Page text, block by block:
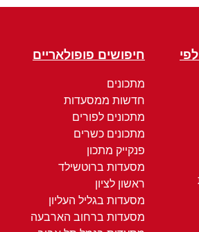
חיפושים פופולאריים
מתכונים
חדשות ממסעדות
מתכונים לפורים
מתכונים כשרים
פנקייק מתכון
מסעדות ברוטשילד
ראשון לציון
מסעדות בגליל העליון
מסעדות ברחוב הארבעה